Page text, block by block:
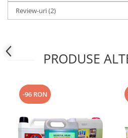
Review-uri(2)
PRODUSE
-96 RON